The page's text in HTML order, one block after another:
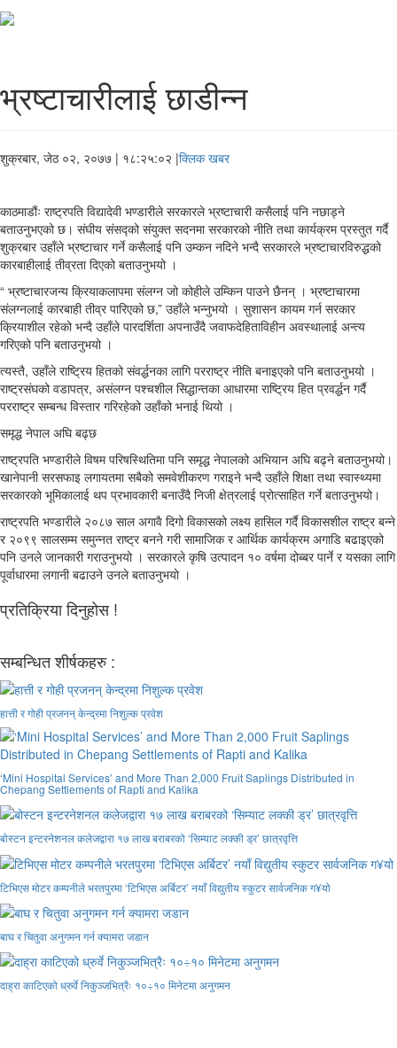
भ्रष्टाचारीलाई छाडीन्न
शुक्रबार, जेठ ०२, २०७७ | १८:२५:०२ |क्लिक खबर
काठमाडौंः राष्ट्रपति विद्यादेवी भण्डारीले सरकारले भ्रष्टाचारी कसैलाई पनि नछाड्ने
बताउनुभएको छ। संघीय संसद्को संयुक्त सदनमा सरकारको नीति तथा कार्यक्रम प्रस्तुत गर्दै
शुक्रबार उहाँले भ्रष्टाचार गर्ने कसैलाई पनि उम्कन नदिने भन्दै सरकारले भ्रष्टाचारविरुद्धको
कारबाहीलाई तीव्रता दिएको बताउनुभयो ।
“ भ्रष्टाचारजन्य क्रियाकलापमा संलग्न जो कोहीले उम्किन पाउने छैनन् । भ्रष्टाचारमा
संलग्नलाई कारबाही तीव्र पारिएको छ,” उहाँले भन्नुभयो । सुशासन कायम गर्न सरकार
क्रियाशील रहेको भन्दै उहाँले पारदर्शिता अपनाउँदै जवाफदेहिताविहीन अवस्थालाई अन्त्य
गरिएको पनि बताउनुभयो ।
त्यस्तै, उहाँले राष्ट्रिय हितको स‌ंवर्द्धनका लागि परराष्ट्र नीति बनाइएको पनि बताउनुभयो ।
राष्ट्रसंघको वडापत्र, असंलग्न पश्चशील सिद्धान्तका आधारमा राष्ट्रिय हित प्रवर्द्धन गर्दै
परराष्ट्र सम्बन्ध विस्तार गरिरहेको उहाँको भनाई थियो ।
समृद्ध नेपाल अघि बढ्छ
राष्ट्रपति भण्डारीले विषम परिषस्थितिमा पनि समृद्ध नेपालको अभियान अघि बढ्ने बताउनुभयो।
खानेपानी सरसफाइ लगायतमा सबैको समवेशीकरण गराइने भन्दै उहाँले शिक्षा तथा स्वास्थ्यमा
सरकारको भूमिकालाई थप प्रभावकारी बनाउँदै निजी क्षेत्रलाई प्रोत्साहित गर्ने बताउनुभयो।
राष्ट्रपति भण्डारीले २०८७ साल अगावै दिगो विकासको लक्ष्य हासिल गर्दै विकासशील राष्ट्र बन्ने
र २०९९ सालसम्म समुन्नत राष्ट्र बनने गरी सामाजिक र आर्थिक कार्यक्रम अगाडि बढाइएको
पनि उनले जानकारी गराउनुभयो । सरकारले कृषि उत्पादन १० वर्षमा दोब्बर पार्ने र यसका लागि
पूर्वाधारमा लगानी बढाउने उनले बताउनुभयो ।
प्रतिक्रिया दिनुहोस !
सम्बन्धित शीर्षकहरु :
हात्ती र गोही प्रजनन् केन्द्रमा निशुल्क प्रवेश
‘Mini Hospital Services’ and More Than 2,000 Fruit Saplings Distributed in
Chepang Settlements of Rapti and Kalika
बोस्टन इन्टरनेशनल कलेजद्वारा १७ लाख बराबरको ‘सिम्याट लक्की ड्र’ छात्रवृत्ति
टिभिएस मोटर कम्पनीले भरतपुरमा ‘टिभिएस अर्बिटर’ नयाँ विद्युतीय स्कुटर सार्वजनिक ग¥यो
बाघ र चितुवा अनुगमन गर्न क्यामरा जडान
दाह्रा काटिएको ध्रुर्वे निकुञ्जभित्रैः १०÷१० मिनेटमा अनुगमन